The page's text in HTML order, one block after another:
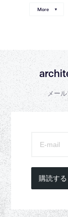
More
メー
購読する